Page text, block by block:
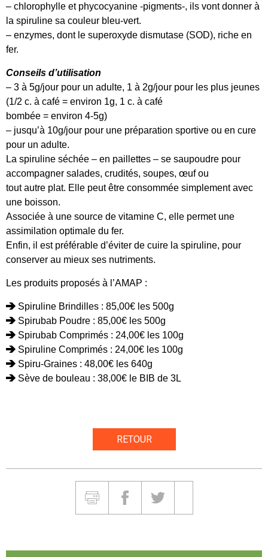
– chlorophylle et phycocyanine -pigments-, ils vont donner à
la spiruline sa couleur bleu-vert.
– enzymes, dont le superoxyde dismutase (SOD), riche en
fer.
Conseils d’utilisation
– 3 à 5g/jour pour un adulte, 1 à 2g/jour pour les plus jeunes
(1/2 c. à café = environ 1g, 1 c. à café
bombée = environ 4-5g)
– jusqu’à 10g/jour pour une préparation sportive ou en cure
pour un adulte.
La spiruline séchée – en paillettes – se saupoudre pour
accompagner salades, crudités, soupes, œuf ou
tout autre plat. Elle peut être consommée simplement avec
une boisson.
Associée à une source de vitamine C, elle permet une
assimilation optimale du fer.
Enfin, il est préférable d’éviter de cuire la spiruline, pour
conserver au mieux ses nutriments.
Les produits proposés à l’AMAP :
Spiruline Brindilles : 85,00€ les 500g
Spirubab Poudre : 85,00€ les 500g
Spirubab Comprimés : 24,00€ les 100g
Spiruline Comprimés : 24,00€ les 100g
Spiru-Graines : 48,00€ les 640g
Sève de bouleau : 38,00€ le BIB de 3L
RETOUR
ImprimerPartager sur Facebook
Partager sur Twitter